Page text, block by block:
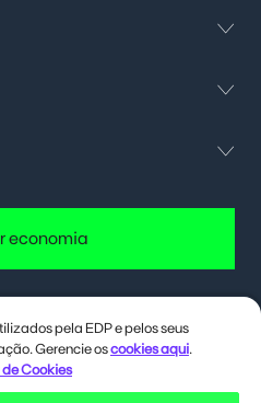
de desconto na conta
eu te contar como.
economia
pela EDP e pelos seus
Gerencie oscookies aqui.
Cookies